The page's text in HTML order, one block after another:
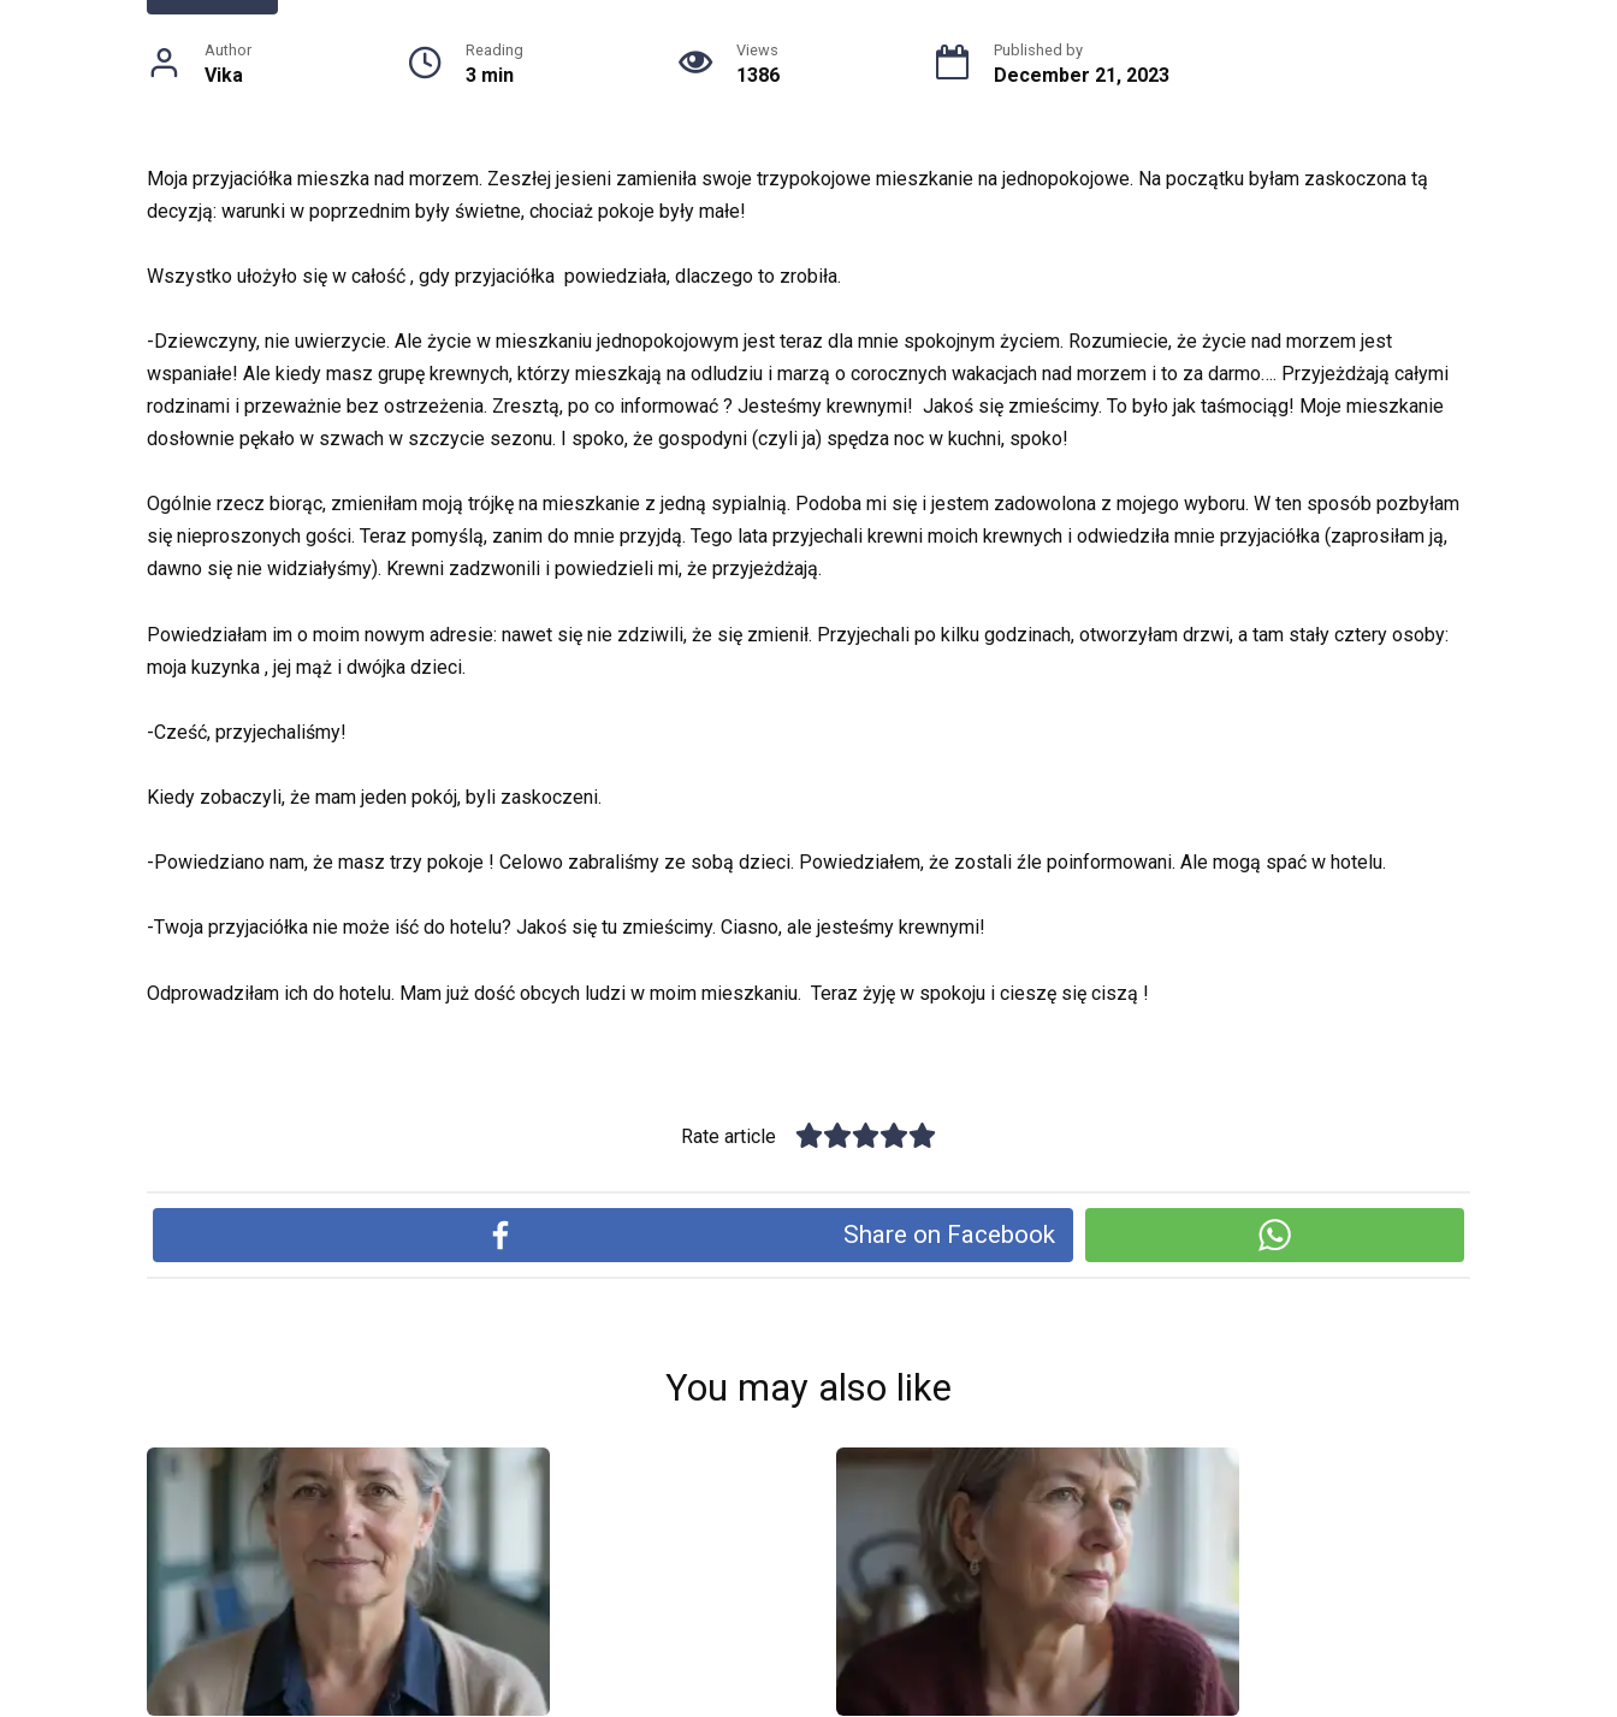
Author
Vika
Reading
3 min
Views
1386
Published by
December 21, 2023
Moja przyjaciółka mieszka nad morzem. Zeszłej jesieni zamieniła swoje trzypokojowe mieszkanie na jednopokojowe. Na początku byłam zaskoczona tą
decyzją: warunki w poprzednim były świetne, chociaż pokoje były małe!
Wszystko ułożyło się w całość , gdy przyjaciółka powiedziała, dlaczego to zrobiła.
-Dziewczyny, nie uwierzycie. Ale życie w mieszkaniu jednopokojowym jest teraz dla mnie spokojnym życiem. Rozumiecie, że życie nad morzem jest
wspaniałe! Ale kiedy masz grupę krewnych, którzy mieszkają na odludziu i marzą o corocznych wakacjach nad morzem i to za darmo…. Przyjeżdżają całymi
rodzinami i przeważnie bez ostrzeżenia. Zresztą, po co informować ? Jesteśmy krewnymi! Jakoś się zmieścimy. To było jak taśmociąg! Moje mieszkanie
dosłownie pękało w szwach w szczycie sezonu. I spoko, że gospodyni (czyli ja) spędza noc w kuchni, spoko!
Ogólnie rzecz biorąc, zmieniłam moją trójkę na mieszkanie z jedną sypialnią. Podoba mi się i jestem zadowolona z mojego wyboru. W ten sposób pozbyłam
się nieproszonych gości. Teraz pomyślą, zanim do mnie przyjdą. Tego lata przyjechali krewni moich krewnych i odwiedziła mnie przyjaciółka (zaprosiłam ją,
dawno się nie widziałyśmy). Krewni zadzwonili i powiedzieli mi, że przyjeżdżają.
Powiedziałam im o moim nowym adresie: nawet się nie zdziwili, że się zmienił. Przyjechali po kilku godzinach, otworzyłam drzwi, a tam stały cztery osoby:
moja kuzynka , jej mąż i dwójka dzieci.
-Cześć, przyjechaliśmy!
Kiedy zobaczyli, że mam jeden pokój, byli zaskoczeni.
-Powiedziano nam, że masz trzy pokoje ! Celowo zabraliśmy ze sobą dzieci. Powiedziałem, że zostali źle poinformowani. Ale mogą spać w hotelu.
-Twoja przyjaciółka nie może iść do hotelu? Jakoś się tu zmieścimy. Ciasno, ale jesteśmy krewnymi!
Odprowadziłam ich do hotelu. Mam już dość obcych ludzi w moim mieszkaniu. Teraz żyję w spokoju i cieszę się ciszą !
Rate article
Share on Facebook
You may also like